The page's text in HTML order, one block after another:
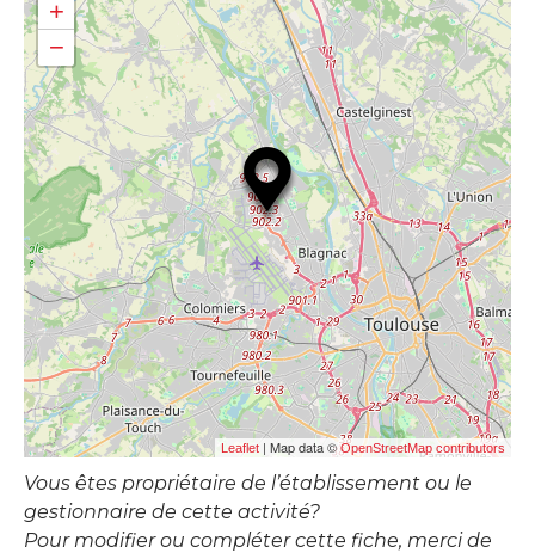
+
−
Leaflet | Map data ©OpenStreetMap contributors
Vous êtes propriétaire de l’établissement ou le
gestionnaire de cette activité?
Pour modifier ou compléter cette fiche, merci de